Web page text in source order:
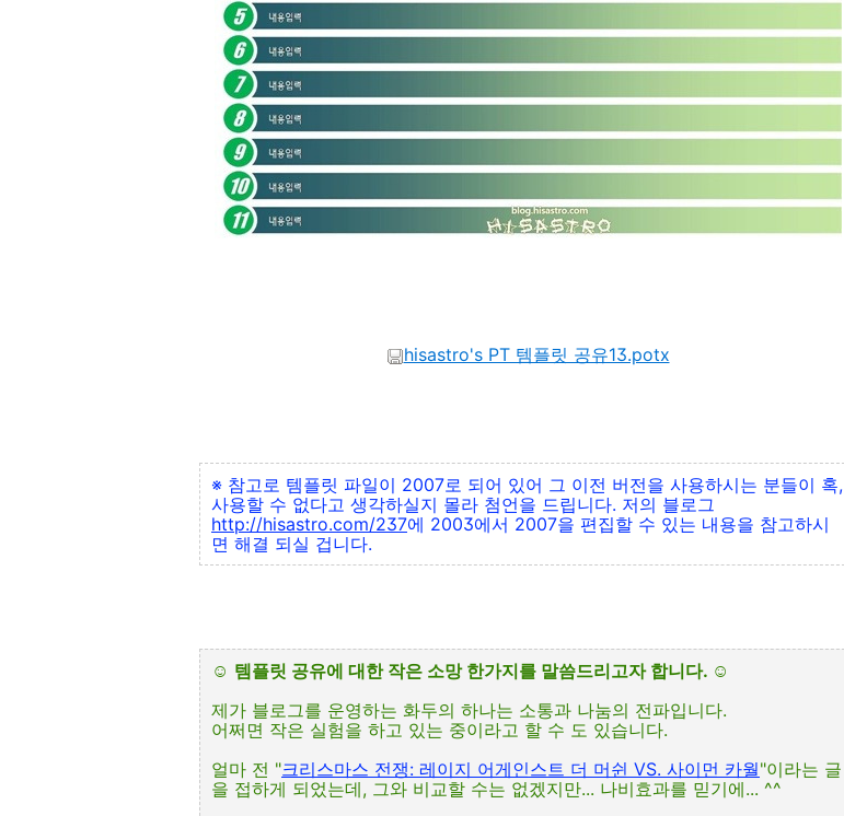
hisastro's PT 템플릿 공유13.potx
※ 참고로 템플릿 파일이 2007로 되어 있어 그 이전 버전을 사용하시는 분들이 혹,
사용할 수 없다고 생각하실지 몰라 첨언을 드립니다. 저의 블로그
http://hisastro.com/237에 2003에서 2007을 편집할 수 있는 내용을 참고하시
면 해결 되실 겁니다.
☺ 템플릿 공유에 대한 작은 소망 한가지를 말씀드리고자 합니다. ☺
제가 블로그를 운영하는 화두의 하나는 소통과 나눔의 전파입니다.
어쩌면 작은 실험을 하고 있는 중이라고 할 수 도 있습니다.
얼마 전 "크리스마스 전쟁: 레이지 어게인스트 더 머쉰 VS. 사이먼 카월"이라는 글
을 접하게 되었는데, 그와 비교할 수는 없겠지만... 나비효과를 믿기에... ^^